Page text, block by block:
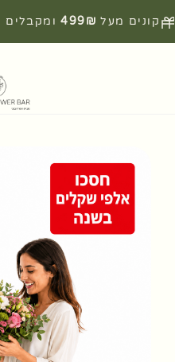
קונים מעל 499₪ומקבלים